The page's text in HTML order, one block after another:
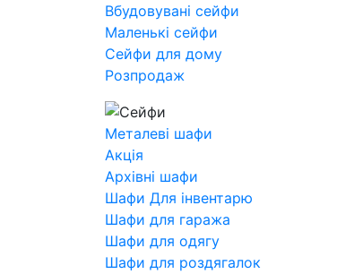
Вбудовувані сейфи
Маленькі сейфи
Сейфи для дому
Розпродаж
Металеві шафи
Акція
Архівні шафи
Шафи Для інвентарю
Шафи для гаража
Шафи для одягу
Шафи для роздягалок